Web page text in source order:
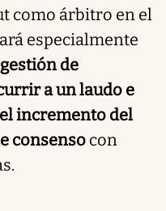
como árbitro en el
especialmente
de
a un laudo e
incremento del
consenso con